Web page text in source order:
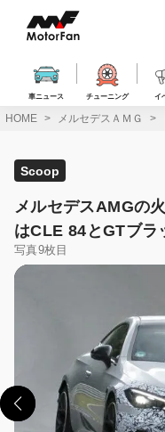
ス
車ニュース チューニング イ
HOME メルセデスＡＭＧ
Scoop
メルセデスAMGの
はCLE 84とGTブラ
写真9枚目